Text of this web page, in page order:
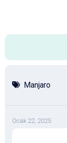
Manjaro
Ocak 22, 2025